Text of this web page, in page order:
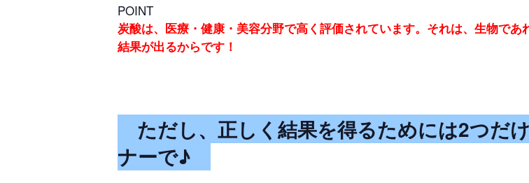
POINT
炭酸は、医療・健康・美容分野で高く評価されています。 それは、生物であ
結果が出るからです！
ただし、正しく結果を得るためには2つだ
ナーで♪